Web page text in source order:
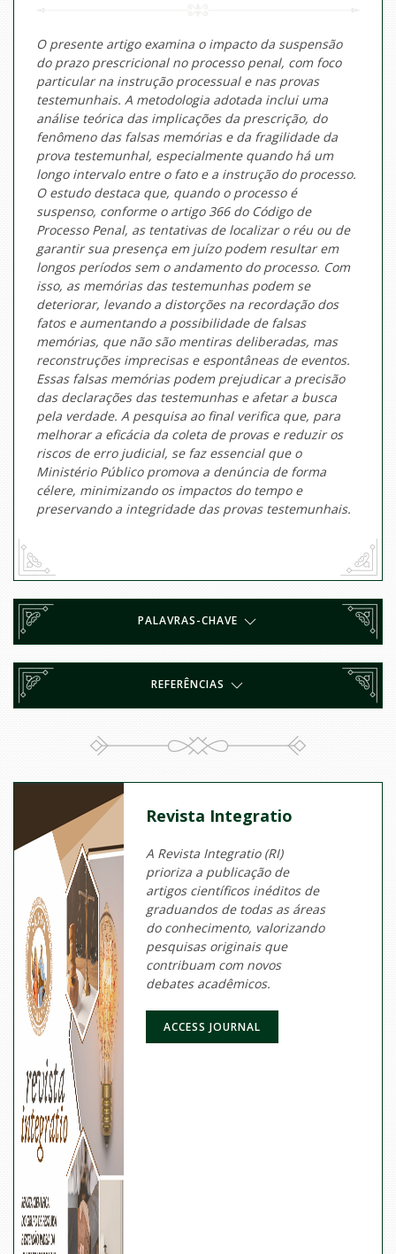
O presente artigo examina o impacto da suspensão
do prazo prescricional no processo penal, com foco
particular na instrução processual e nas provas
testemunhais. A metodologia adotada inclui uma
análise teórica das implicações da prescrição, do
fenômeno das falsas memórias e da fragilidade da
prova testemunhal, especialmente quando há um
longo intervalo entre o fato e a instrução do processo.
O estudo destaca que, quando o processo é
suspenso, conforme o artigo 366 do Código de
Processo Penal, as tentativas de localizar o réu ou de
garantir sua presença em juízo podem resultar em
longos períodos sem o andamento do processo. Com
isso, as memórias das testemunhas podem se
deteriorar, levando a distorções na recordação dos
fatos e aumentando a possibilidade de falsas
memórias, que não são mentiras deliberadas, mas
reconstruções imprecisas e espontâneas de eventos.
Essas falsas memórias podem prejudicar a precisão
das declarações das testemunhas e afetar a busca
pela verdade. A pesquisa ao final verifica que, para
melhorar a eficácia da coleta de provas e reduzir os
riscos de erro judicial, se faz essencial que o
Ministério Público promova a denúncia de forma
célere, minimizando os impactos do tempo e
preservando a integridade das provas testemunhais.
PALAVRAS-CHAVE
REFERÊNCIAS
Revista Integratio
A Revista Integratio (RI)
prioriza a publicação de
artigos científicos inéditos de
graduandos de todas as áreas
do conhecimento, valorizando
pesquisas originais que
contribuam com novos
debates acadêmicos.
ACCESS JOURNAL